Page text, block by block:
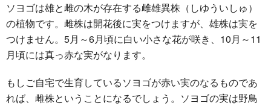
ソヨゴは雄と雌の木が存在する雌雄異株（しゆういしゅ）
の植物です。 雌株は開花後に実をつけますが、雄株は実を
つけません。5月～6月頃に白い小さな花が咲き、10月～11
月頃には真っ赤な実がなります。
もしご自宅で生育しているソヨゴが赤い実のなるものであ
れば、雌株ということになるでしょう。ソヨゴの実は野鳥